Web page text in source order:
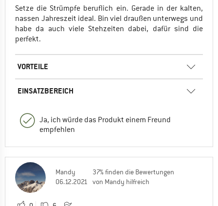
Setze die Strümpfe beruflich ein. Gerade in der kalten,
nassen Jahreszeit ideal. Bin viel draußen unterwegs und
habe da auch viele Stehzeiten dabei, dafür sind die
perfekt.
VORTEILE
EINSATZBEREICH
Ja, ich würde das Produkt einem Freund
empfehlen
Mandy
06.12.2021
37% finden die Bewertungen
von Mandy hilfreich